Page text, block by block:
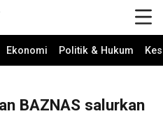
Ekonomi Politik & Hukum
BAZNAS salurkan